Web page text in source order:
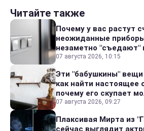
Читайте также
Почему у вас растут
неожиданные
незаметно "съедают"
07 августа 2026, 10:15
Эти "бабушкины" вещи
как найти настоящее
почему его скупает
07 августа 2026, 09:27
Плаксивая Мирта из
сейчас выглядит